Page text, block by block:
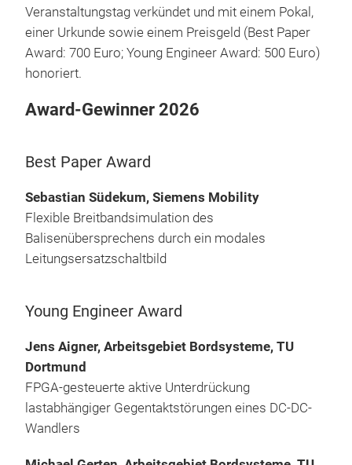
Veranstaltungstag verkündet und mit einem Pokal,
einer Urkunde sowie einem Preisgeld (Best Paper
Award: 700 Euro; Young Engineer Award: 500 Euro)
honoriert.
Award-Gewinner 2026
Best Paper Award
Sebastian Südekum, Siemens Mobility
Flexible Breitbandsimulation des
Balisenübersprechens durch ein modales
Leitungsersatzschaltbild
Young Engineer Award
Jens Aigner, Arbeitsgebiet Bordsysteme, TU
Dortmund
FPGA-gesteuerte aktive Unterdrückung
lastabhängiger Gegentaktstörungen eines DC-DC-
Wandlers